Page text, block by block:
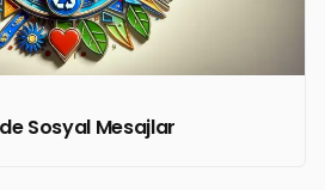
Sosyal Mesajlar